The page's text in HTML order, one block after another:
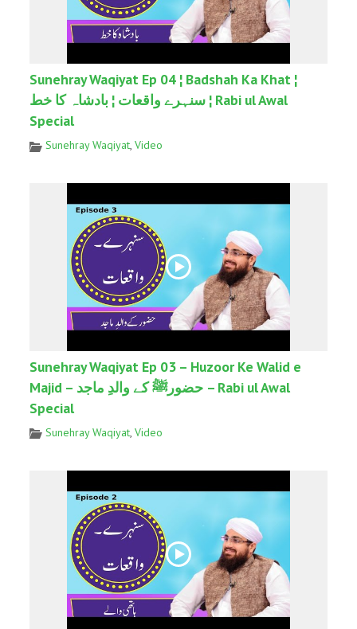
Sunehray Waqiyat Ep 04 ¦ Badshah Ka Khat ¦
سنہرے واقعات ¦ بادشاہ کا خط ¦ Rabi ul Awal
Special
Sunehray Waqiyat, Video
Sunehray Waqiyat Ep 03 – Huzoor Ke Walid e
Majid – حضورﷺ کے والدِ ماجد – Rabi ul Awal
Special
Sunehray Waqiyat, Video